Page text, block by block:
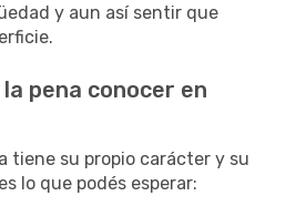
y aun así sentir que
pena conocer en
tiene su propio carácter y su
lo que podés esperar: